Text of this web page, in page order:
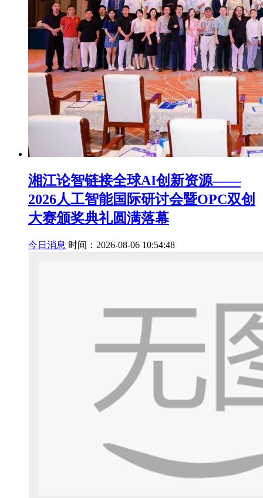
湘江论智链接全球AI创新资源——
2026人工智能国际研讨会暨OPC双创
大赛颁奖典礼圆满落幕
今日消息 时间：2026-08-06 10:54:48